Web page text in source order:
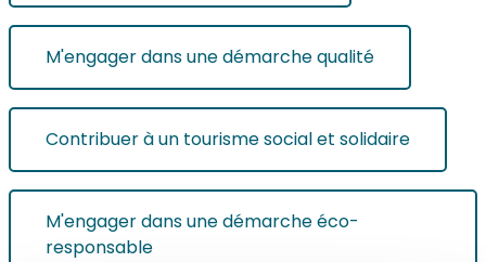
M'engager dans une démarche qualité
Contribuer à un tourisme social et solidaire
M'engager dans une démarche éco-
responsable